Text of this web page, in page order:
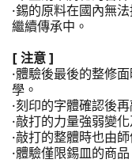
·錫的原料在國內無
繼續傳承中。
[ 注意 ]
·體驗後最後的整修
學。
·刻印的字體確認後
·敲打的力量強弱變
·敲打的整體時也由
·體驗僅限錫皿的商品